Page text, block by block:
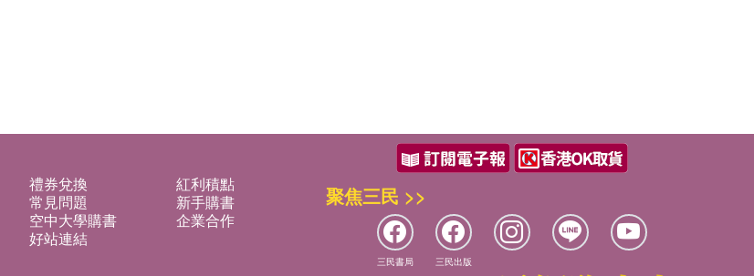
禮券兌換
紅利積點
常見問題
新手購書
空中大學購書
企業合作
好站連結
聚焦三民 >>
三民書局 三民出版